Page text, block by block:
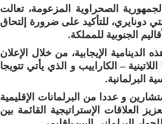
في سنة 2023 إعترافها بالجمهورية الصحراوية المزعومة، تعالت
دونايري، للتأكيد على ضرورة إلتحاق
الجنوبية للمملكة.
الإيجابية، من خلال الإعلان
– الكاراييب و الذي يأتي تتويجا
البرلمانية.
و عددا من البرلمانات الإقليمية
العلاقات الإستراتيجية القائمة بين